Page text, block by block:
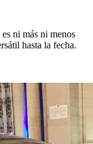
ni más ni menos
hasta la fecha.